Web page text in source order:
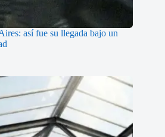
así fue su llegada bajo un